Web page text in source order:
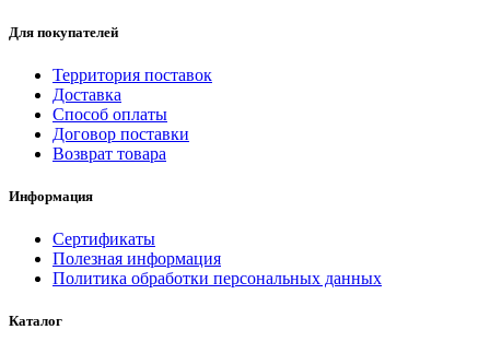
Для покупателей
Территория поставок
Доставка
Способ оплаты
Договор поставки
Возврат товара
Информация
Сертификаты
Полезная информация
Политика обработки персональных данных
Каталог